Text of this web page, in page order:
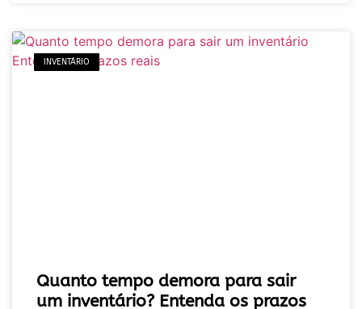
INVENTÁRIO
Quanto tempo demora para sair
um inventário? Entenda os prazos